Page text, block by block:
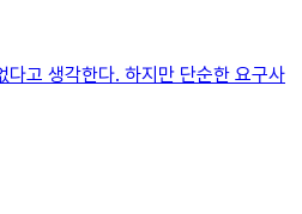
고 생각한다. 하지만 단순한 요구사